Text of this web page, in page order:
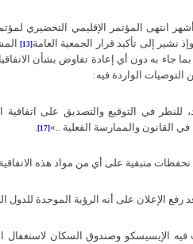
انتهى المؤتمر الإقليمي التحضيري
نشير إلى تأكيد قرار الجمعية العامة[13]
جاء به دون أي إعادة تفاوض بشأن
التوصيات الواردة فيه:
في التوقيع والتصديق على اتفاقية
في القانون والممارسة الفعلية ..»
[17]
متبقية على أي من مواد هذه الاتفاقية
رفع الإعلان على أنه الرؤية الموحدة للدول
الإيسيسكو وصندوق السكان لاستغفال